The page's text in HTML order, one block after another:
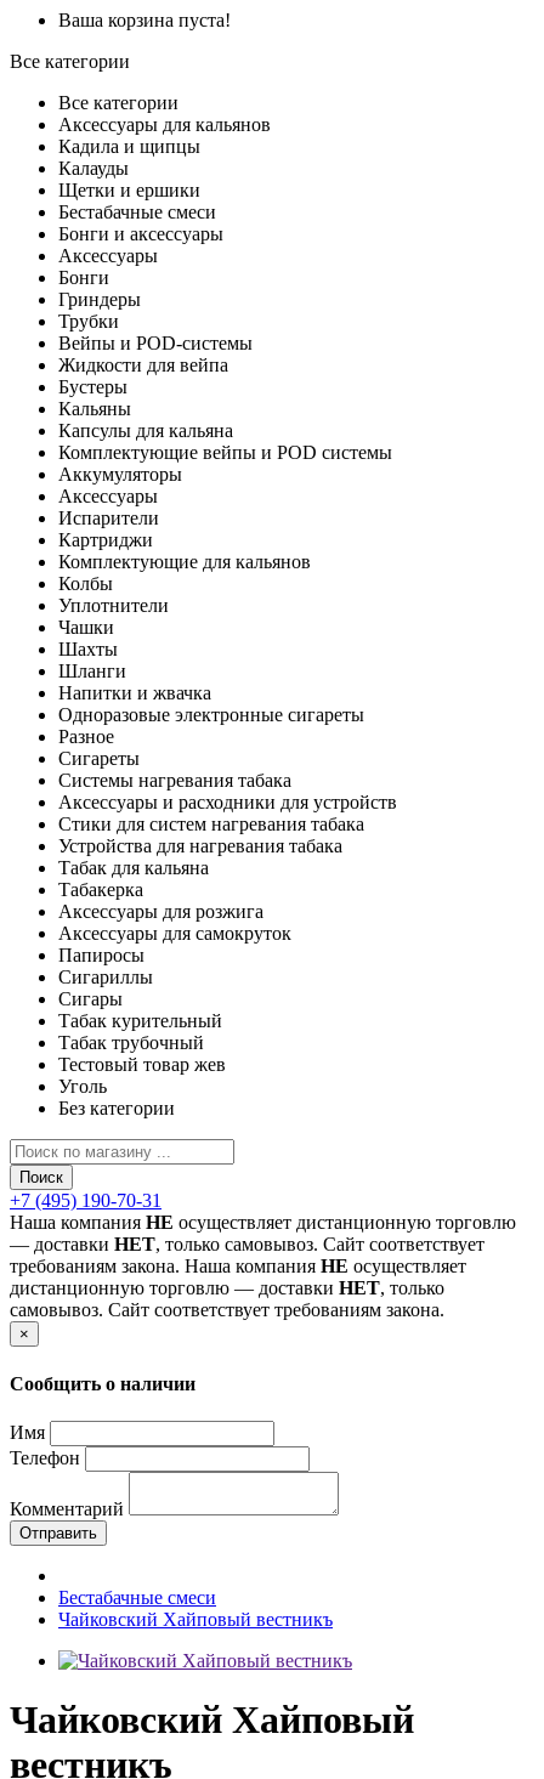
Ваша корзина пуста!
Все категории
Все категории
Аксессуары для кальянов
Кадила и щипцы
Калауды
Щетки и ершики
Бестабачные смеси
Бонги и аксессуары
Аксессуары
Бонги
Гриндеры
Трубки
Вейпы и POD-системы
Жидкости для вейпа
Бустеры
Кальяны
Капсулы для кальяна
Комплектующие вейпы и POD системы
Аккумуляторы
Аксессуары
Испарители
Картриджи
Комплектующие для кальянов
Колбы
Уплотнители
Чашки
Шахты
Шланги
Напитки и жвачка
Одноразовые электронные сигареты
Разное
Сигареты
Системы нагревания табака
Аксессуары и расходники для устройств
Стики для систем нагревания табака
Устройства для нагревания табака
Табак для кальяна
Табакерка
Аксессуары для розжига
Аксессуары для самокруток
Папиросы
Сигариллы
Сигары
Табак курительный
Табак трубочный
Тестовый товар жев
Уголь
Без категории
Поиск
+7 (495) 190-70-31
Наша компания НЕ осуществляет дистанционную торговлю
— доставки НЕТ, только самовывоз. Сайт соответствует
требованиям закона. Наша компания НЕ осуществляет
дистанционную торговлю — доставки НЕТ, только
самовывоз. Сайт соответствует требованиям закона.
×
Сообщить о наличии
Имя
Телефон
Комментарий
Отправить
Бестабачные смеси
Чайковский Хайповый вестникъ
Чайковский Хайповый
вестникъ